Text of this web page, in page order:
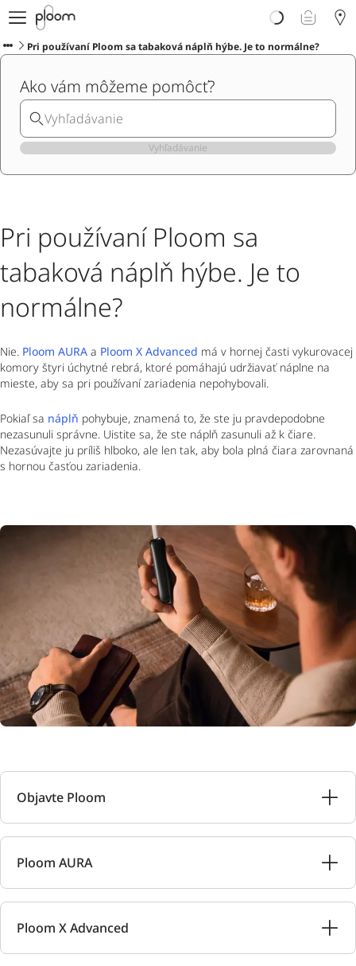
E-shop
Ploom AURA
Podpora
Ploom Club
Pri používaní Ploom sa tabaková náplň hýbe. Je to normálne?
Ako vám môžeme pomôcť?
Vyhľadávanie
Pri používaní Ploom sa
tabaková náplň hýbe. Je to
normálne?
Nie. Ploom AURA a Ploom X Advanced má v hornej časti vykurovacej
komory štyri úchytné rebrá, ktoré pomáhajú udržiavať náplne na
mieste, aby sa pri používaní zariadenia nepohybovali.
Pokiaľ sa náplň pohybuje, znamená to, že ste ju pravdepodobne
nezasunuli správne. Uistite sa, že ste náplň zasunuli až k čiare.
Nezasúvajte ju príliš hlboko, ale len tak, aby bola plná čiara zarovnaná
s hornou časťou zariadenia.
Objavte Ploom
Ploom AURA
Ploom X Advanced